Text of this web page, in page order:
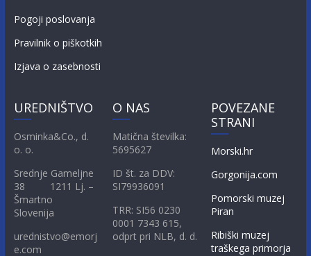
Pogoji poslovanja
Pravilnik o piškotkih
Izjava o zasebnosti
UREDNIŠTVO
Osminka&Co., d.
o. o.
Srednje Gameljne
38 1211 Lj. –
Šmartno
Slovenija
urednistvo@emorj
e.com
O NAS
Matična številka:
5695627
ID št. za DDV:
SI79936091
TRR: SI56 0230
0001 7343 615,
odprt pri NLB, d. d.
POVEZANE
STRANI
Morski.hr
Gorgonija.com
Pomorski muzej
Piran
Ribiški muzej
traškega primorja